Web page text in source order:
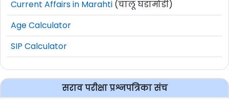
Current Affairs in Marahti (चालू घडामोडी)
Age Calculator
SIP Calculator
सराव परीक्षा प्रश्नपत्रिका संच